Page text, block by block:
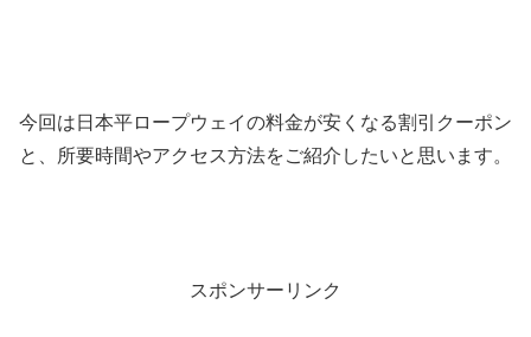
今回は日本平ロープウェイの料金が安くなる割引クーポン
と、所要時間やアクセス方法をご紹介したいと思います。
スポンサーリンク